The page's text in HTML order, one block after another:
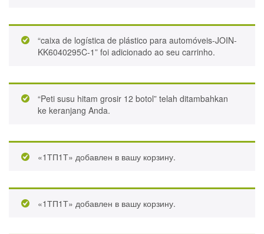
“caixa de logística de plástico para automóveis-JOIN-
KK6040295C-1” foi adicionado ao seu carrinho.
“Peti susu hitam grosir 12 botol” telah ditambahkan
ke keranjang Anda.
«1ТП1Т» добавлен в вашу корзину.
«1ТП1Т» добавлен в вашу корзину.